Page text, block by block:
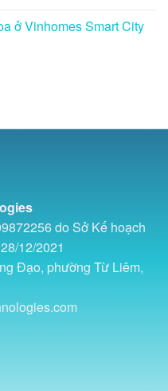
ở Vinhomes Smart City
do Sở Kế hoạch
12/2021
Đạo, phường Từ Liêm,